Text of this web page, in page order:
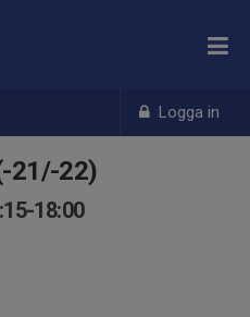
Logga in
21/-22)
18:00